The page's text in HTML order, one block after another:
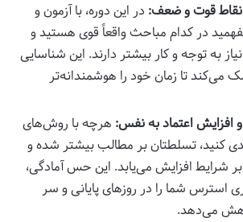
قوت و ضعف: در این دوره، با آزمون و
در کدام مباحث واقعاً قوی هستید و
به توجه و کار بیشتر دارند. این شناسایی
می‌کند تا زمان خود را هوشمندانه‌تر
اعتماد به نفس: هرچه با روش‌های
کنید، تسلطتان بر مطالب بیشتر شده و
شرایط افزایش می‌یابد. این حس آمادگی،
استرس شما را در روزهای پایانی و سر
می‌دهد.